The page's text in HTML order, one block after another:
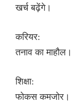
खर्च बढ़ेंगे।
करियर:
तनाव का माहौल।
शिक्षा:
फोकस कमजोर।